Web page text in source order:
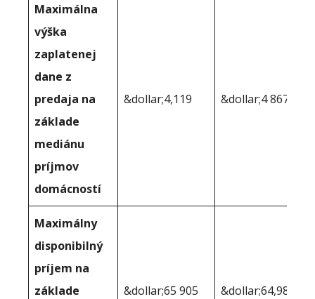
Maximálna
výška
zaplatenej
dane z
predaja na
základe
mediánu
príjmov
domácností
&dollar;4,119 &dollar;4 867
Maximálny
disponibilný
príjem na
základe
&dollar;65 905 &dollar;64,980